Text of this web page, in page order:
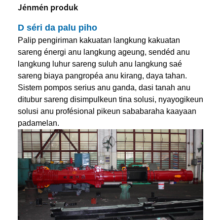
Jénmén produk
D séri da palu piho
Palip pengiriman kakuatan langkung kakuatan
sareng énergi anu langkung ageung, sendéd anu
langkung luhur sareng suluh anu langkung saé
sareng biaya pangropéa anu kirang, daya tahan.
Sistem pompos serius anu ganda, dasi tanah anu
ditubur sareng disimpulkeun tina solusi, nyayogikeun
solusi anu profésional pikeun sababaraha kaayaan
padamelan.